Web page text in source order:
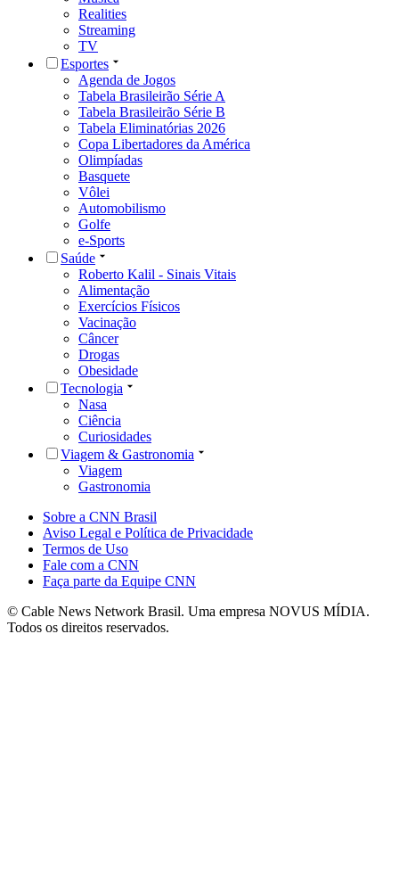
Realities
Streaming
TV
Esportes
Agenda de Jogos
Tabela Brasileirão Série A
Tabela Brasileirão Série B
Tabela Eliminatórias 2026
Copa Libertadores da América
Olimpíadas
Basquete
Vôlei
Automobilismo
Golfe
e-Sports
Saúde
Roberto Kalil - Sinais Vitais
Alimentação
Exercícios Físicos
Vacinação
Câncer
Drogas
Obesidade
Tecnologia
Nasa
Ciência
Curiosidades
Viagem & Gastronomia
Viagem
Gastronomia
Sobre a CNN Brasil
Aviso Legal e Política de Privacidade
Termos de Uso
Fale com a CNN
Faça parte da Equipe CNN
© Cable News Network Brasil. Uma empresa NOVUS MÍDIA.
Todos os direitos reservados.